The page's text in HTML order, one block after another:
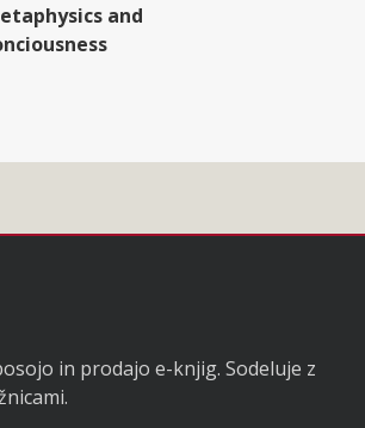
and
in prodajo e-knjig. Sodeluje z